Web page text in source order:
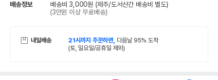
배송정보 배송비 3,000원 (제주/도서산간 배송비 별도)
(3만원 이상 무료배송)
내일배송 21시까지 주문하면, 다음날 95% 도착
(토, 일요일/공휴일 제외)